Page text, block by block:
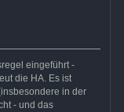
eingeführt -
die HA. Es ist
in der
- und das